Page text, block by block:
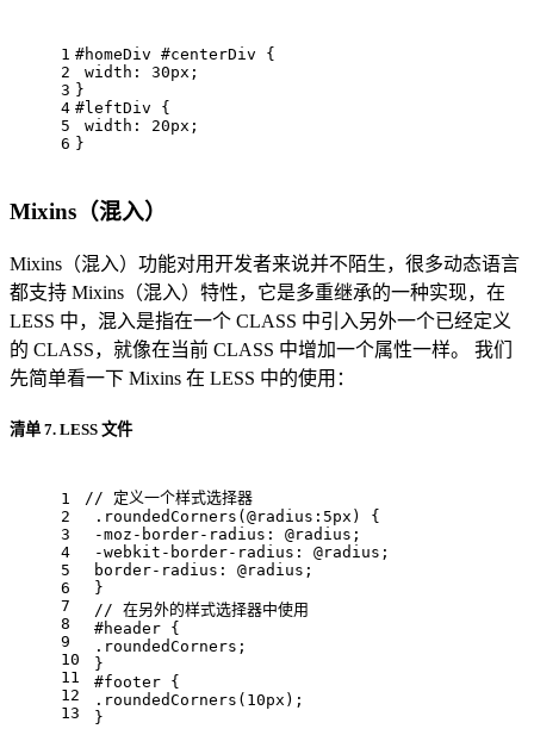
1
2
3
4
5
6
#homeDiv #centerDiv {
width : 30px ;
}
#leftDiv {
width : 20px ;
}
Mixins（混入）
Mixins（混入）功能对用开发者来说并不陌生，很多动态语言
都支持 Mixins（混入）特性，它是多重继承的一种实现，在
LESS 中，混入是指在一个 CLASS 中引入另外一个已经定义
的 CLASS，就像在当前 CLASS 中增加一个属性一样。 我们
先简单看一下 Mixins 在 LESS 中的使用：
清单 7. LESS 文件
1
2
3
4
5
6
7
8
9
10
11
12
13
// 定义一个样式选择器
.roundedCorners ( @radius : 5px ) {
-moz-border-radius : @radius ;
-webkit-border-radius : @radius ;
border-radius : @radius ;
}
// 在另外的样式选择器中使用
#header {
.roundedCorners ;
}
#footer {
.roundedCorners ( 10px );
}